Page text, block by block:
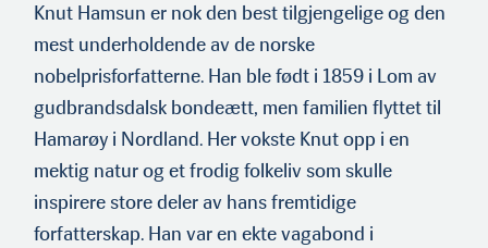
og forvaltes i samarbeid med Stiftelsen Nørholm og Ellinor Hamsuns
Knut Hamsun er nok den best tilgjengelige og den
mest underholdende av de norske
nobelprisforfatterne. Han ble født i 1859 i Lom av
gudbrandsdalsk bondeætt, men familien flyttet til
Hamarøy i Nordland. Her vokste Knut opp i en
mektig natur og et frodig folkeliv som skulle
inspirere store deler av hans fremtidige
forfatterskap. Han var en ekte vagabond i